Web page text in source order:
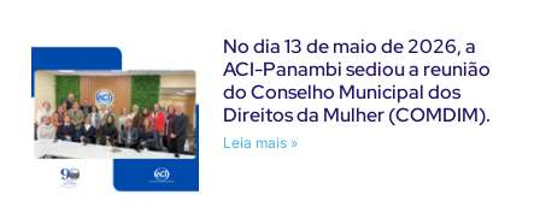
No dia 13 de maio de 2026, a
ACI-Panambi sediou a reunião
do Conselho Municipal dos
Direitos da Mulher (COMDIM).
Leia mais »